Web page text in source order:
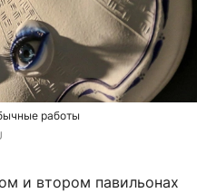
работы
и втором павильонах